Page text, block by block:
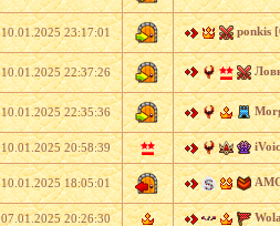
10.01.2025 23:17:01 ponkis
10.01.2025 22:37:26
10.01.2025 22:35:36
10.01.2025 20:58:39
10.01.2025 18:05:01
07.01.2025 20:26:30